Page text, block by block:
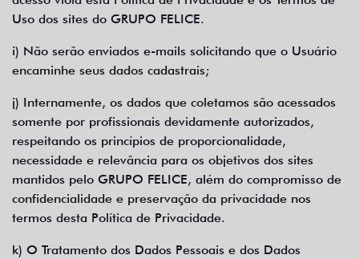
Uso dos sites do GRUPO FELICE.
i) Não serão enviados e-mails solicitando que o Usuário
encaminhe seus dados cadastrais;
j) Internamente, os dados que coletamos são acessados
somente por profissionais devidamente autorizados,
respeitando os princípios de proporcionalidade,
necessidade e relevância para os objetivos dos sites
mantidos pelo GRUPO FELICE, além do compromisso de
confidencialidade e preservação da privacidade nos
termos desta Política de Privacidade.
k) O Tratamento dos Dados Pessoais e dos Dados